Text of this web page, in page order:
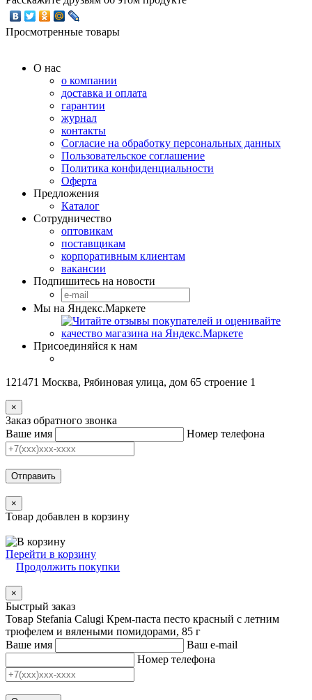
Просмотренные товары
О нас
о компании
доставка и оплата
гарантии
журнал
контакты
Согласие на обработку персональных данных
Пользовательское соглашение
Политика конфиденциальности
Оферта
Предложения
Каталог
Сотрудничество
оптовикам
поставщикам
корпоративным клиентам
вакансии
Подпишитесь на новости
Мы на Яндекс.Маркете
Присоединяйся к нам
121471 Москва, Рябиновая улица, дом 65 строение 1
×
Заказ обратного звонка
Ваше имя
Номер телефона
Отправить
×
Товар добавлен в корзину
Перейти в корзину
Продолжить покупки
×
Быстрый заказ
Товар Stefania Calugi Крем-паста песто красный с летним
трюфелем и вялеными помидорами, 85 г
Ваше имя
Ваш e-mail
Номер телефона